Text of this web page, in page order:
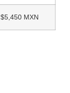
$5,450 MXN